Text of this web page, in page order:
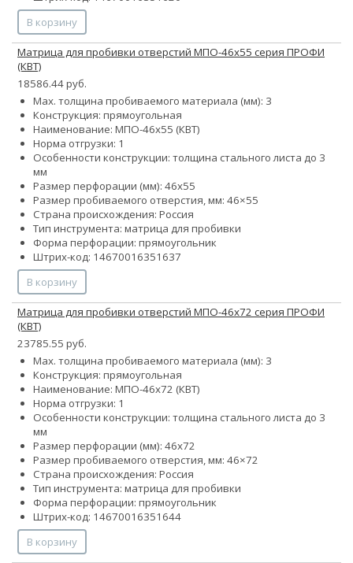
В корзину
Матрица для пробивки отверстий МПО-46х55 серия ПРОФИ
(КВТ)
18586.44 руб.
Max. толщина пробиваемого материала (мм): 3
Конструкция: прямоугольная
Наименование: МПО-46х55 (КВТ)
Норма отгрузки: 1
Особенности конструкции: толщина стального листа до 3
мм
Размер перфорации (мм): 46х55
Размер пробиваемого отверстия, мм: 46×55
Страна происхождения: Россия
Тип инструмента: матрица для пробивки
Форма перфорации: прямоугольник
Штрих-код: 14670016351637
В корзину
Матрица для пробивки отверстий МПО-46х72 серия ПРОФИ
(КВТ)
23785.55 руб.
Max. толщина пробиваемого материала (мм): 3
Конструкция: прямоугольная
Наименование: МПО-46х72 (КВТ)
Норма отгрузки: 1
Особенности конструкции: толщина стального листа до 3
мм
Размер перфорации (мм): 46х72
Размер пробиваемого отверстия, мм: 46×72
Страна происхождения: Россия
Тип инструмента: матрица для пробивки
Форма перфорации: прямоугольник
Штрих-код: 14670016351644
В корзину